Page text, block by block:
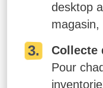
desktop
magasin,
Collecte
Pour